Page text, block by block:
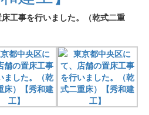
工事を行いました。（乾式二重